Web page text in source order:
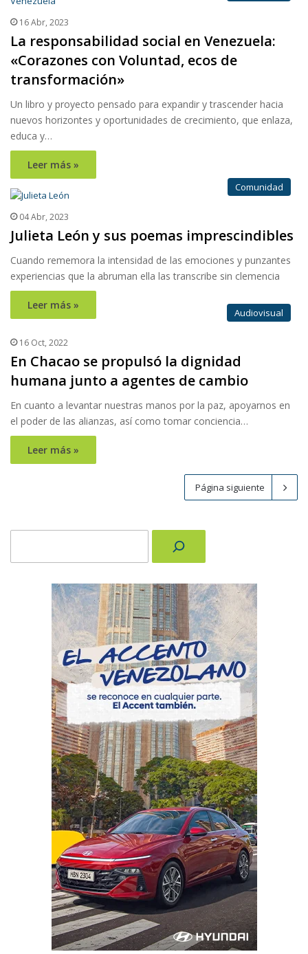
16 Abr, 2023
La responsabilidad social en Venezuela:
«Corazones con Voluntad, ecos de
transformación»
Un libro y proyecto pensado para expandir y trascender hacia
nuevos horizontes y oportunidades de crecimiento, que enlaza,
educa y…
Leer más »
Comunidad
04 Abr, 2023
Julieta León y sus poemas imprescindibles
Cuando rememora la intensidad de las emociones y punzantes
experiencias que la abruman ella las transcribe sin clemencia
Leer más »
Audiovisual
16 Oct, 2022
En Chacao se propulsó la dignidad
humana junto a agentes de cambio
En cuanto a levantar nuestras manos por la paz, apoyarnos en
el poder de las alianzas, así como tomar conciencia…
Leer más »
Página siguiente